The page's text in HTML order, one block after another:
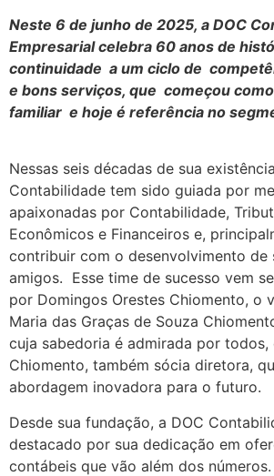
Neste 6 de junho de 2025, a DOC
Empresarial celebra 60 anos de
continuidade a um ciclo de
e bons serviços, que começou
familiar e hoje é referência no
Nessas seis décadas de sua
Contabilidade tem sido guiada por
apaixonadas por Contabilidade,
Econômicos e Financeiros e,
contribuir com o desenvolvimento de
amigos. Esse time de sucesso vem
por Domingos Orestes Chiomento, o
Maria das Graças de Souza
cuja sabedoria é admirada por todos,
Chiomento, também sócia diretora,
abordagem inovadora para o futuro.
Desde sua fundação, a DOC
destacado por sua dedicação em
contábeis que vão além dos